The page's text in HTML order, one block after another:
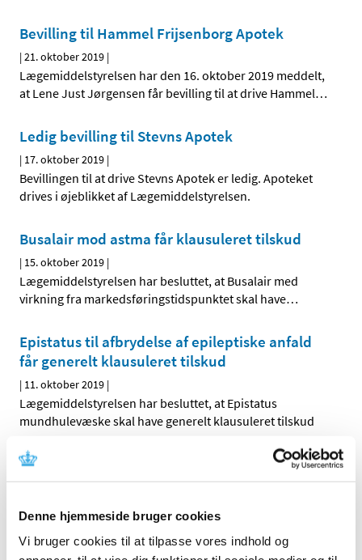
Denne hjemmeside bruger cookies
Vi bruger cookies til at tilpasse vores indhold og
Bevilling til Hammel Frijsenborg Apotek
|21. oktober 2019 |
Lægemiddelstyrelsen har den 16. oktober 2019 meddelt,
at Lene Just Jørgensen får bevilling til at drive Hammel…
Ledig bevilling til Stevns Apotek
| 17. oktober 2019 |
Bevillingen til at drive Stevns Apotek er ledig. Apoteket
drives i øjeblikket af Lægemiddelstyrelsen.
Busalair mod astma får klausuleret tilskud
| 15. oktober 2019 |
Lægemiddelstyrelsen har besluttet, at Busalair med
virkning fra markedsføringstidspunktet skal have…
Epistatus til afbrydelse af epileptiske anfald
får generelt klausuleret tilskud
| 11. oktober 2019 |
Lægemiddelstyrelsen har besluttet, at Epistatus
mundhulevæske skal have generelt klausuleret tilskud
Lægemiddelstyrelsen inviterer til Fagligt
Forum om medicinmangel
Hvorfor kan man opleve at gå forgæves, når man vil hente
sin medicin på apoteket? Hvor tit sker det? Og hvordan